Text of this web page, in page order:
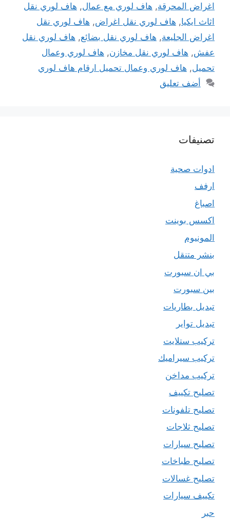
اغراض المحرقة, هاف لوري مع عمال, هاف لوري نقل
اثاث ايكيا, هاف لوري نقل اغراض, هاف لوري نقل
اغراض الجليعة, هاف لوري نقل بضائع, هاف لوري نقل
عفش, هاف لوري نقل مخازن, هاف لوري وعمال
تحميل, هاف لوري وعمال تحميل ارقام هاف لوري
أضف تعليق
تصنيفات
ادوات صحية
ارفف
اصباغ
اكسس بوينت
المونيوم
بنشر متنقل
بي ان سبورت
بين سبورت
تبديل بطاريات
تبديل تواير
تركيب ستلايت
تركيب سيراميك
تركيب مداخن
تصليح تكييف
تصليح تلفونات
تصليح ثلاجات
تصليح سيارات
تصليح طباخات
تصليح غسالات
تكييف سيارات
حبر